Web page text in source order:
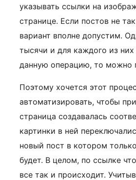
указывать ссылки на
странице. Если постов не
вариант вполне допустим.
тысячи и для каждого из
данную операцию, то можно
Поэтому хочется этот
автоматизировать, чтобы
страница создавалась
картинки в ней
новый пост в котором
будет. В целом, по ссылке
все так и происходит.